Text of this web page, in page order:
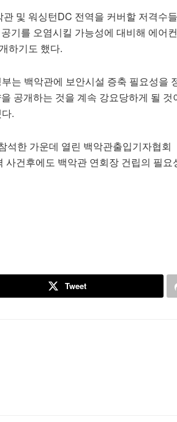
및 워싱턴DC 전역을 커버할 저격수
기를 오염시킬 가능성에 대비해 에어
하기도 했다.
는 백악관에 보안시설 증축 필요성을
공개하는 것을 계속 강요당하게 될 것
.
석한 가운데 열린 백악관출입기자협회
건후에도 백악관 연회장 건립의 필요
Tweet